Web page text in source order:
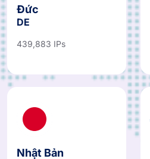
DE